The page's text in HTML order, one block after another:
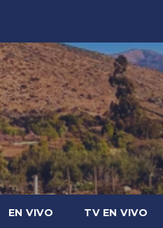
EN VIVO TV EN VIVO